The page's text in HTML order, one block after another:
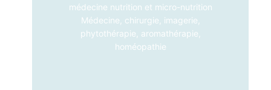
médecine nutrition et micro-nutrition
Médecine, chirurgie, imagerie,
phytothérapie, aromathérapie,
homéopathie